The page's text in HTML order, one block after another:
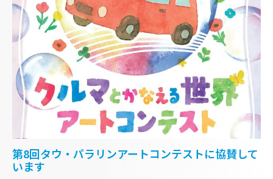
第8回タウ・パラリンアートコンテストに協賛して
います
Posted
on